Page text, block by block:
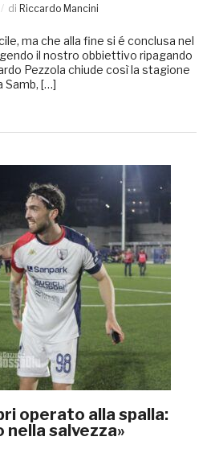
di Riccardo Mancini
ma che alla fine si é conclusa nel
il nostro obbiettivo ripagando
Pezzola chiude così la stagione
Samb, […]
operato alla spalla:
salvezza»